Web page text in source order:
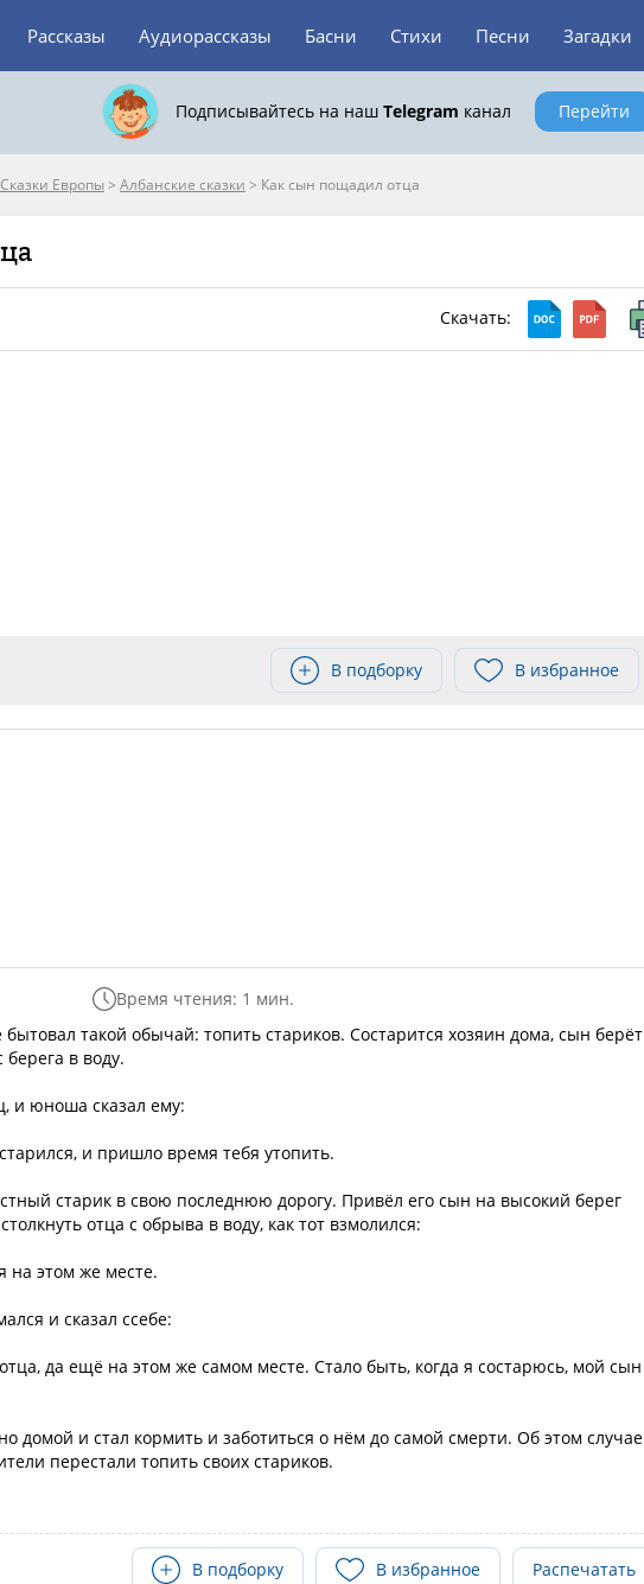
Рассказы Аудиорассказы Басни Стихи Песни Загадки
Подписывайтесь на наш Telegram канал Перейти
Сказки Европы > Албанские сказки > Как сын пощадил отца
Скачать:
В подборку В избранное
Время чтения: 1 мин.
такой обычай: топить стариков. Состарится хозяин дома, сын берёт
берега в воду.
и юноша сказал ему:
и пришло время тебя утопить.
старик в свою последнюю дорогу. Привёл его сын на высокий берег
отца с обрыва в воду, как тот взмолился:
этом же месте.
и сказал ссебе:
да ещё на этом же самом месте. Стало быть, когда я состарюсь, мой сын
домой и стал кормить и заботиться о нём до самой смерти. Об этом случае
перестали топить своих стариков.
В подборку В избранное Распечатать